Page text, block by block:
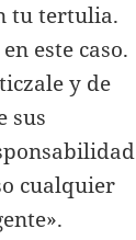
tu tertulia.
este caso.
y de
sus
cualquier